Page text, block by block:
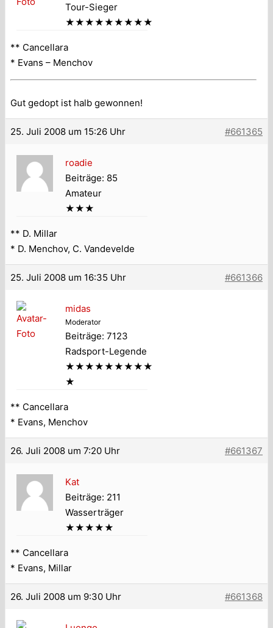
Tour-Sieger
★★★★★★★★★
** Cancellara
* Evans – Menchov
Gut gedopt ist halb gewonnen!
25. Juli 2008 um 15:26 Uhr #661365
roadie
Beiträge: 85
Amateur
★★★
** D. Millar
* D. Menchov, C. Vandevelde
25. Juli 2008 um 16:35 Uhr #661366
midas
Moderator
Beiträge: 7123
Radsport-Legende
★★★★★★★★★
★
** Cancellara
* Evans, Menchov
26. Juli 2008 um 7:20 Uhr #661367
Kat
Beiträge: 211
Wasserträger
★★★★★
** Cancellara
* Evans, Millar
26. Juli 2008 um 9:30 Uhr #661368